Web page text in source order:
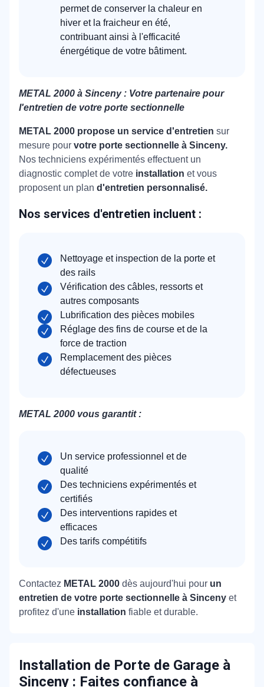
permet de conserver la chaleur en
hiver et la fraicheur en été,
contribuant ainsi à l'efficacité
énergétique de votre bâtiment.
METAL 2000 à Sinceny : Votre partenaire pour
l'entretien de votre porte sectionnelle
METAL 2000 propose un service d'entretien sur
mesure pour votre porte sectionnelle à Sinceny.
Nos techniciens expérimentés effectuent un
diagnostic complet de votre installation et vous
proposent un plan d'entretien personnalisé.
Nos services d'entretien incluent :
Nettoyage et inspection de la porte et
des rails
Vérification des câbles, ressorts et
autres composants
Lubrification des pièces mobiles
Réglage des fins de course et de la
force de traction
Remplacement des pièces
défectueuses
METAL 2000 vous garantit :
Un service professionnel et de
qualité
Des techniciens expérimentés et
certifiés
Des interventions rapides et
efficaces
Des tarifs compétitifs
Contactez METAL 2000 dès aujourd'hui pour un
entretien de votre porte sectionnelle à Sinceny et
profitez d'une installation fiable et durable.
Installation de Porte de Garage à
Sinceny : Faites confiance à